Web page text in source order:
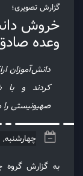
گزارش تصویری؛
خروش
وعده صادق
کردند و با
صهیونیستی
چهارشنبه, 11 مهر 1403 ,12:37
به گزارش گروه